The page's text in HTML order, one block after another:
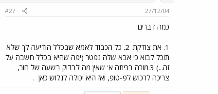
27/12/04
#27
כמה דברים
1. את צודקת. 2. כל הכבוד לאמא שבכלל הודיעה לך שלא
תוכל לבוא כי אבא שלה נפטר (יפה שהיא בכלל חשבה על
זה...) 3.מורה בכיתה א' שאין מה לבדוק בשעה של חור,
צריכה לרכוש לפ-טופ, ואז היא יכולה לגלוש כאן .